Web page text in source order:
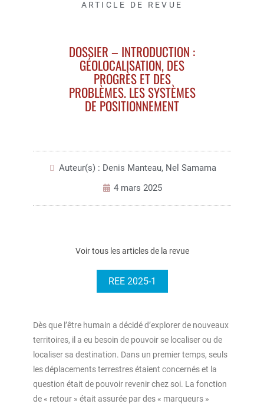
ARTICLE DE REVUE
DOSSIER – INTRODUCTION :
GÉOLOCALISATION, DES
PROGRÈS ET DES
PROBLÈMES. LES SYSTÈMES
DE POSITIONNEMENT
Auteur(s) : Denis Manteau, Nel Samama
4 mars 2025
Voir tous les articles de la revue
REE 2025-1
Dès que l’être humain a décidé d’explorer de nouveaux
territoires, il a eu besoin de pouvoir se localiser ou de
localiser sa destination. Dans un premier temps, seuls
les déplacements terrestres étaient concernés et la
question était de pouvoir revenir chez soi. La fonction
de « retour » était assurée par des « marqueurs »